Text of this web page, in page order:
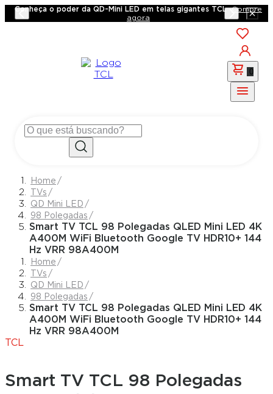
Conheça o poder da QD-Mini LED em telas gigantes TCL
Compre
agora
0
TVs
QD Mini LED
98 Polegadas
Smart TV TCL 98 Polegadas QLED Mini LED 4K
A400M WiFi Bluetooth Google TV HDR10+ 144
Hz VRR 98A400M
TVs
QD Mini LED
98 Polegadas
Smart TV TCL 98 Polegadas QLED Mini LED 4K
A400M WiFi Bluetooth Google TV HDR10+ 144
Hz VRR 98A400M
TCL
Smart TV TCL 98 Polegadas